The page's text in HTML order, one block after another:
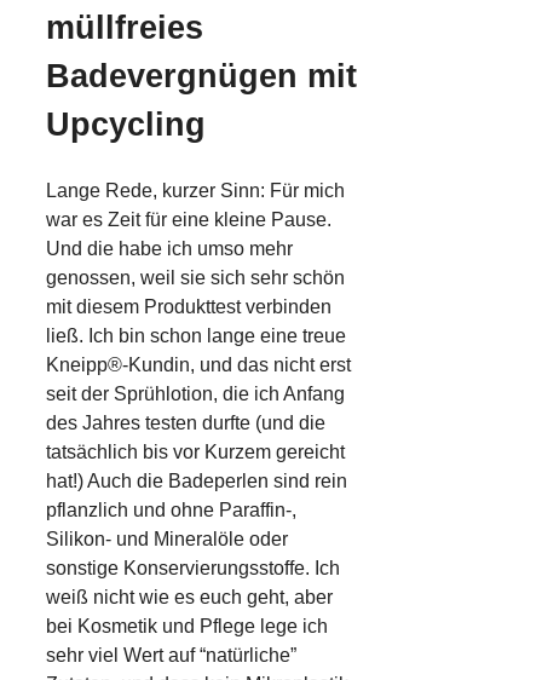
müllfreies
Badevergnügen mit
Upcycling
Lange Rede, kurzer Sinn: Für mich
war es Zeit für eine kleine Pause.
Und die habe ich umso mehr
genossen, weil sie sich sehr schön
mit diesem Produkttest verbinden
ließ. Ich bin schon lange eine treue
Kneipp®-Kundin, und das nicht erst
seit der Sprühlotion, die ich Anfang
des Jahres testen durfte (und die
tatsächlich bis vor Kurzem gereicht
hat!) Auch die Badeperlen sind rein
pflanzlich und ohne Paraffin-,
Silikon- und Mineralöle oder
sonstige Konservierungsstoffe. Ich
weiß nicht wie es euch geht, aber
bei Kosmetik und Pflege lege ich
sehr viel Wert auf “natürliche”